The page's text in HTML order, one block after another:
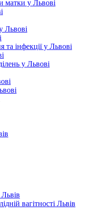
матки у Львові
Львові
та інфекції у Львові
у Львові
вагітності Львів